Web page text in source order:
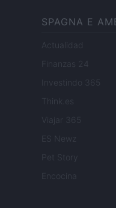
SPAGNA E
Actualidad
Finanzas 24
Investindo 365
Think.es
Viajar 365
ES Newz
Pet Story
Encocina